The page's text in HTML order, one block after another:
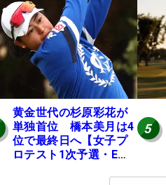
黄金世代の杉原彩花が
単独首位 橋本美月は4
位で最終日へ【女子プ
ロテスト1次予選・E地
5